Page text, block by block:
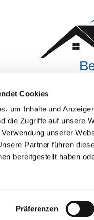
Cookies
um Inhalte und
die Zugriffe auf unsere
unserer
Partner führen
bereitgestellt haben
Präferenzen
schenken und uns
vor Ort machen können.
